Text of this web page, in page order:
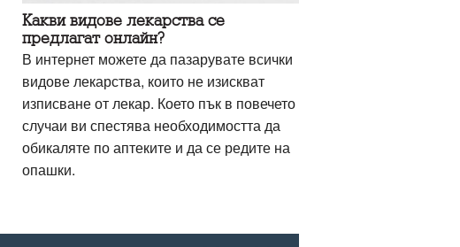
Какви видове лекарства се
предлагат онлайн?
В интернет можете да пазарувате всички
видове лекарства, които не изискват
изписване от лекар. Което пък в повечето
случаи ви спестява необходимостта да
обикаляте по аптеките и да се редите на
опашки.